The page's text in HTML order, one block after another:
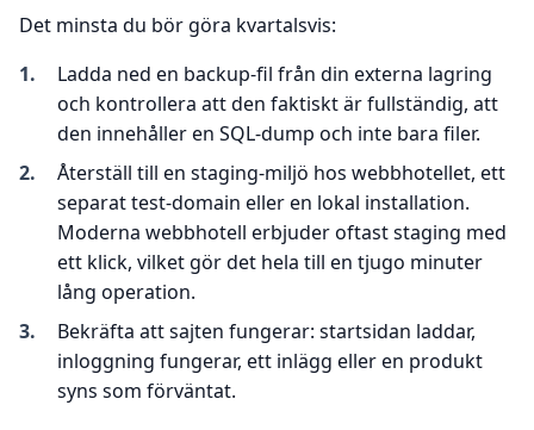
Det minsta du bör göra kvartalsvis:
Ladda ned en backup-fil från din externa lagring
och kontrollera att den faktiskt är fullständig, att
den innehåller en SQL-dump och inte bara filer.
Återställ till en staging-miljö hos webbhotellet, ett
separat test-domain eller en lokal installation.
Moderna webbhotell erbjuder oftast staging med
ett klick, vilket gör det hela till en tjugo minuter
lång operation.
Bekräfta att sajten fungerar: startsidan laddar,
inloggning fungerar, ett inlägg eller en produkt
syns som förväntat.